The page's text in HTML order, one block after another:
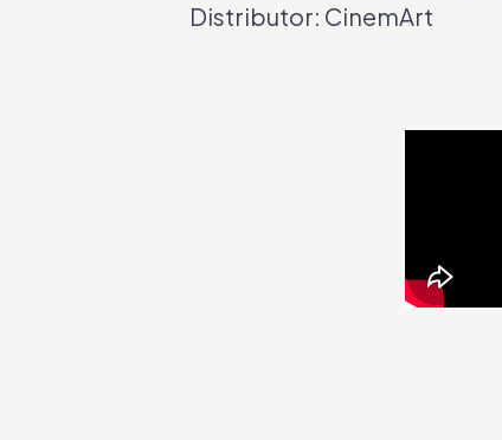
Distributor: CinemArt